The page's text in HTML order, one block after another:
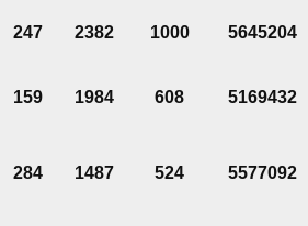
247 2382 1000 5645204
159 1984 608 5169432
284 1487 524 5577092